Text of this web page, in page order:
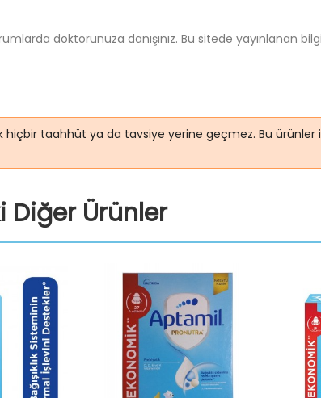
doktorunuza danışınız. Bu sitede yayınlanan
hiçbir taahhüt ya da tavsiye yerine geçmez. Bu
Diğer Ürünler